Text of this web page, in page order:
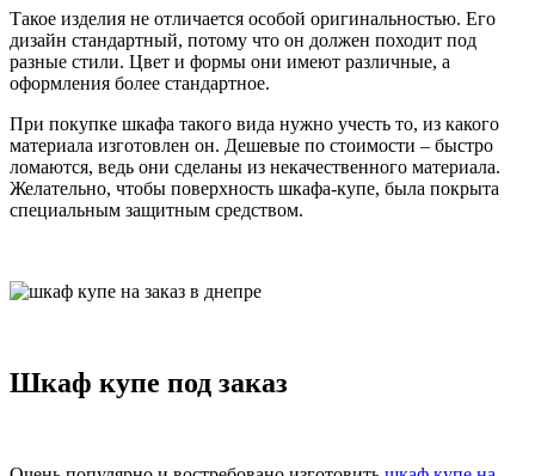
Такое изделия не отличается особой оригинальностью. Его
дизайн стандартный, потому что он должен походит под
разные стили. Цвет и формы они имеют различные, а
оформления более стандартное.
При покупке шкафа такого вида нужно учесть то, из какого
материала изготовлен он. Дешевые по стоимости – быстро
ломаются, ведь они сделаны из некачественного материала.
Желательно, чтобы поверхность шкафа-купе, была покрыта
специальным защитным средством.
Шкаф купе под заказ